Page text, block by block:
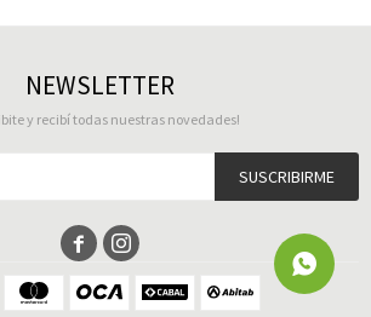
NEWSLETTER
y recibí todas nuestras novedades!
SUSCRIBIRME
 